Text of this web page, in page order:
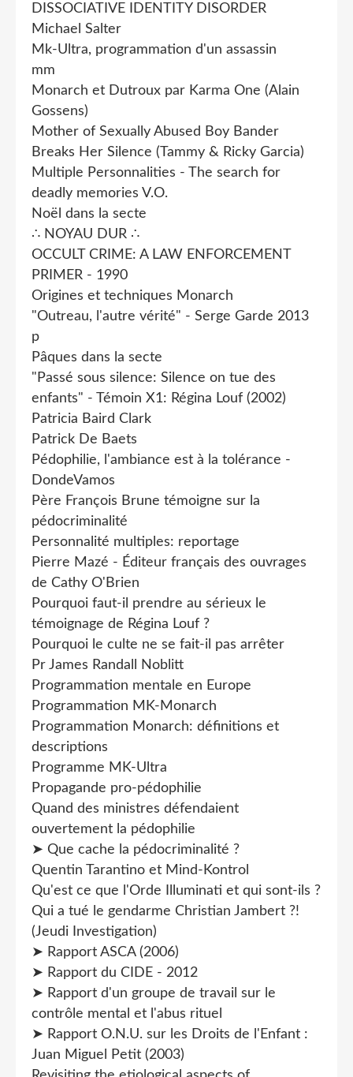
DISSOCIATIVE IDENTITY DISORDER
Michael Salter
Mk-Ultra, programmation d'un assassin
mm
Monarch et Dutroux par Karma One (Alain
Gossens)
Mother of Sexually Abused Boy Bander
Breaks Her Silence (Tammy & Ricky Garcia)
Multiple Personnalities - The search for
deadly memories V.O.
Noël dans la secte
∴ NOYAU DUR ∴
OCCULT CRIME: A LAW ENFORCEMENT
PRIMER - 1990
Origines et techniques Monarch
"Outreau, l'autre vérité" - Serge Garde 2013
p
Pâques dans la secte
"Passé sous silence: Silence on tue des
enfants" - Témoin X1: Régina Louf (2002)
Patricia Baird Clark
Patrick De Baets
Pédophilie, l'ambiance est à la tolérance -
DondeVamos
Père François Brune témoigne sur la
pédocriminalité
Personnalité multiples: reportage
Pierre Mazé - Éditeur français des ouvrages
de Cathy O'Brien
Pourquoi faut-il prendre au sérieux le
témoignage de Régina Louf ?
Pourquoi le culte ne se fait-il pas arrêter
Pr James Randall Noblitt
Programmation mentale en Europe
Programmation MK-Monarch
Programmation Monarch: définitions et
descriptions
Programme MK-Ultra
Propagande pro-pédophilie
Quand des ministres défendaient
ouvertement la pédophilie
➤ Que cache la pédocriminalité ?
Quentin Tarantino et Mind-Kontrol
Qu'est ce que l'Orde Illuminati et qui sont-ils ?
Qui a tué le gendarme Christian Jambert ?!
(Jeudi Investigation)
➤ Rapport ASCA (2006)
➤ Rapport du CIDE - 2012
➤ Rapport d'un groupe de travail sur le
contrôle mental et l'abus rituel
➤ Rapport O.N.U. sur les Droits de l'Enfant :
Juan Miguel Petit (2003)